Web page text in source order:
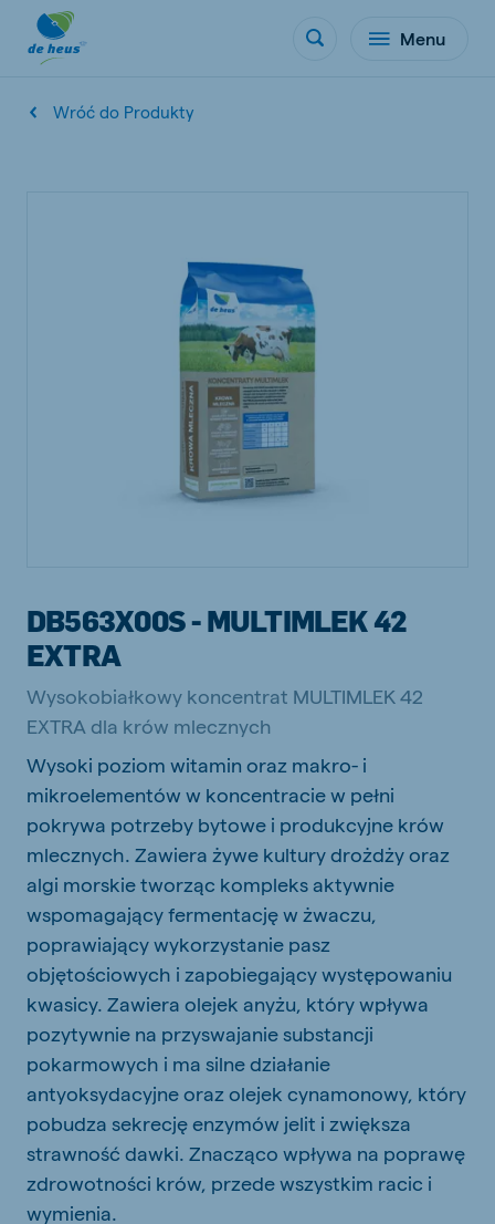
Menu
Wróć do Produkty
DB563X00S - MULTIMLEK 42
EXTRA
Wysokobiałkowy koncentrat MULTIMLEK 42
EXTRA dla krów mlecznych
Wysoki poziom witamin oraz makro- i
mikroelementów w koncentracie w pełni
pokrywa potrzeby bytowe i produkcyjne krów
mlecznych. Zawiera żywe kultury drożdży oraz
algi morskie tworząc kompleks aktywnie
wspomagający fermentację w żwaczu,
poprawiający wykorzystanie pasz
objętościowych i zapobiegający występowaniu
kwasicy. Zawiera olejek anyżu, który wpływa
pozytywnie na przyswajanie substancji
pokarmowych i ma silne działanie
antyoksydacyjne oraz olejek cynamonowy, który
pobudza sekrecję enzymów jelit i zwiększa
strawność dawki. Znacząco wpływa na poprawę
zdrowotności krów, przede wszystkim racic i
wymienia.